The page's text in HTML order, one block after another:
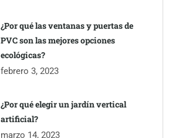
¿Por qué las ventanas y puertas de
PVC son las mejores opciones
ecológicas?
febrero 3, 2023
¿Por qué elegir un jardín vertical
artificial?
marzo 14, 2023